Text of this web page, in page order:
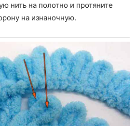
нить на полотно и протяните
на изнаночную.